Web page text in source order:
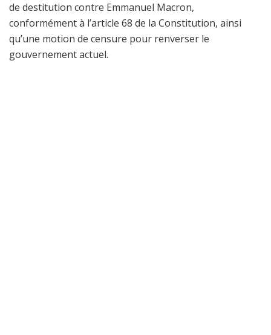
de destitution contre Emmanuel Macron,
conformément à l’article 68 de la Constitution, ainsi
qu’une motion de censure pour renverser le
gouvernement actuel.